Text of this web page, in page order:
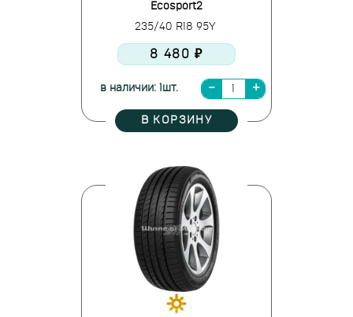
Ecosport2
235/40 R18 95Y
8 480 ₽
в наличии: 1шт.
В КОРЗИНУ